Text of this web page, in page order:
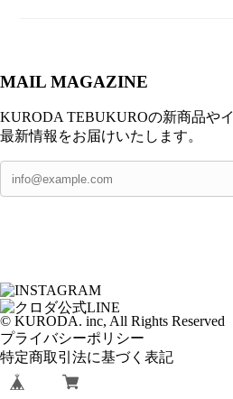
MAIL MAGAZINE
KURODA TEBUKUROの新商品や
最新情報をお届けいたします。
© KURODA. inc, All Rights Reserved
プライバシーポリシー
特定商取引法に基づく表記